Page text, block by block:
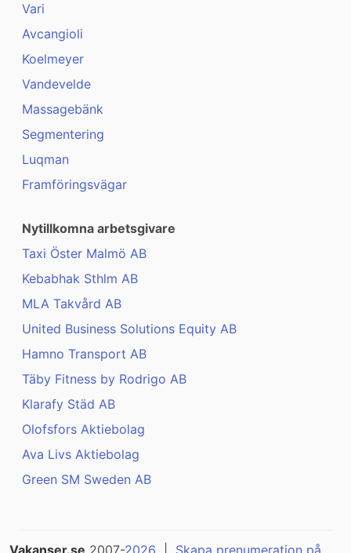
Vari
Avcangioli
Koelmeyer
Vandevelde
Massagebänk
Segmentering
Luqman
Framföringsvägar
Nytillkomna arbetsgivare
Taxi Öster Malmö AB
Kebabhak Sthlm AB
MLA Takvård AB
United Business Solutions Equity AB
Hamno Transport AB
Täby Fitness by Rodrigo AB
Klarafy Städ AB
Olofsfors Aktiebolag
Ava Livs Aktiebolag
Green SM Sweden AB